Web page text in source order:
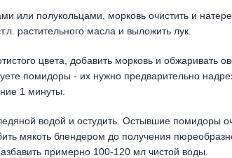
или полукольцами, морковь очистить и
растительного масла и выложить лук.
цвета, добавить морковь и обжаривать
помидоры - их нужно предварительно
1 минуты.
водой и остудить. Остывшие помидоры
мякоть блендером до получения
примерно 100-120 мл чистой воды.